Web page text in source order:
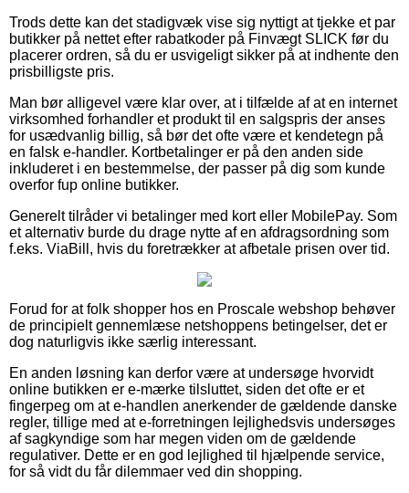
Trods dette kan det stadigvæk vise sig nyttigt at tjekke et par
butikker på nettet efter rabatkoder på Finvægt SLICK før du
placerer ordren, så du er usvigeligt sikker på at indhente den
prisbilligste pris.
Man bør alligevel være klar over, at i tilfælde af at en internet
virksomhed forhandler et produkt til en salgspris der anses
for usædvanlig billig, så bør det ofte være et kendetegn på
en falsk e-handler. Kortbetalinger er på den anden side
inkluderet i en bestemmelse, der passer på dig som kunde
overfor fup online butikker.
Generelt tilråder vi betalinger med kort eller MobilePay. Som
et alternativ burde du drage nytte af en afdragsordning som
f.eks. ViaBill, hvis du foretrækker at afbetale prisen over tid.
Forud for at folk shopper hos en Proscale webshop behøver
de principielt gennemlæse netshoppens betingelser, det er
dog naturligvis ikke særlig interessant.
En anden løsning kan derfor være at undersøge hvorvidt
online butikken er e-mærke tilsluttet, siden det ofte er et
fingerpeg om at e-handlen anerkender de gældende danske
regler, tillige med at e-forretningen lejlighedsvis undersøges
af sagkyndige som har megen viden om de gældende
regulativer. Dette er en god lejlighed til hjælpende service,
for så vidt du får dilemmaer ved din shopping.